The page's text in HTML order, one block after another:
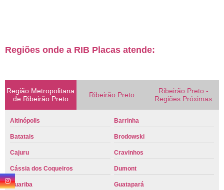
Regiões onde a RIB Placas atende:
Região Metropolitana
de Ribeirão Preto
Ribeirão Preto
Ribeirão Preto -
Regiões Próximas
Altinópolis Barrinha
Batatais Brodowski
Cajuru Cravinhos
Cássia dos Coqueiros Dumont
Guariba Guatapará